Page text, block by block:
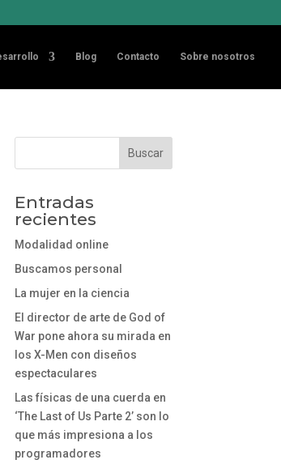
Blog Contacto Sobre nosotros
Entradas
recientes
Modalidad online
Buscamos personal
La mujer en la ciencia
El director de arte de God of
War pone ahora su mirada en
los X-Men con diseños
espectaculares
Las físicas de una cuerda en
‘The Last of Us Parte 2’ son lo
que más impresiona a los
programadores